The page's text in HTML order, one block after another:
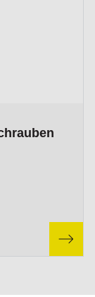
the product page